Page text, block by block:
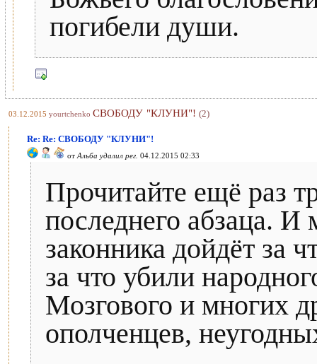
погибели души.
03.12.2015 yourtchenko СВОБОДУ "КЛУНИ"! (2)
Re: Re: СВОБОДУ "КЛУНИ"!
от Альба удалил рег. 04.12.2015 02:33
Прочитайте ещё раз
последнего абзаца. И
законника дойдёт за
за что убили
Мозгового и многих
ополченцев,